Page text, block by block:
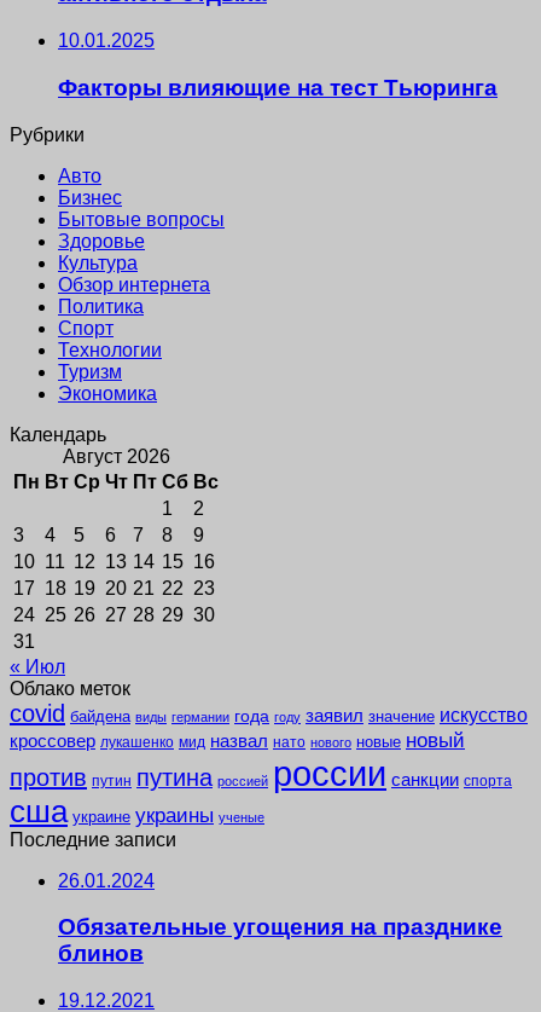
10.01.2025
Факторы влияющие на тест Тьюринга
Рубрики
Авто
Бизнес
Бытовые вопросы
Здоровье
Культура
Обзор интернета
Политика
Спорт
Технологии
Туризм
Экономика
Календарь
Август 2026
Пн Вт Ср Чт Пт Сб Вс
1
2
3
4 5 6 7 8
9
10 11 12 13 14 15 16
17 18 19 20 21 22 23
24 25 26 27 28 29 30
31
« Июл
Облако меток
covid байдена виды германии года году заявил значение искусство
кроссовер лукашенко мид назвал нато нового новые новый
против путин путина россией россии санкции спорта
сша украине украины ученые
Последние записи
26.01.2024
Обязательные угощения на празднике
блинов
19.12.2021